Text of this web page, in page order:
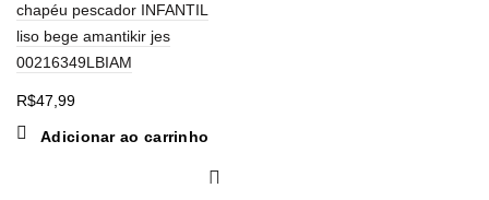
chapéu pescador INFANTIL
liso bege amantikir jes
00216349LBIAM
R$47,99
Adicionar ao carrinho